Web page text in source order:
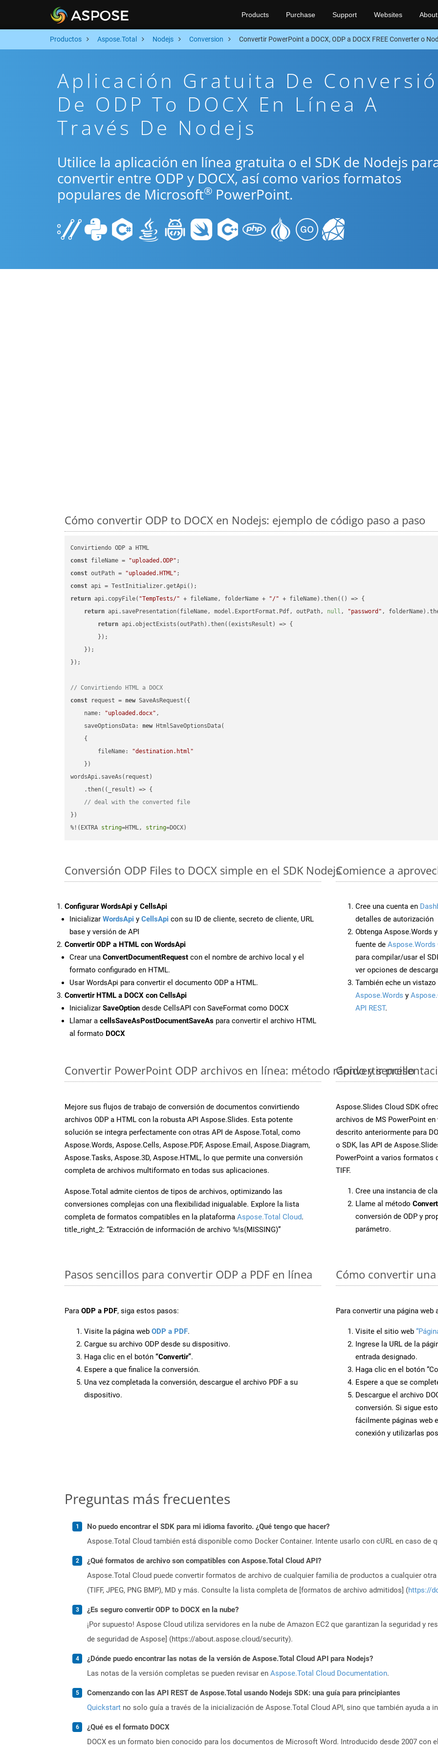
Products Purchase Support Websites About
Productos Aspose.Total Nodejs Conversion Convertir PowerPoint a DOCX, ODP a DOCX FREE Converter o
Aplicación Gratuita De
De ODP To DOCX En Línea A
Través De Nodejs
Utilice la aplicación en línea gratuita o el SDK de Nodejs
convertir entre ODP y DOCX, así como varios formatos
populares de Microsoft® PowerPoint.
Cómo convertir ODP to DOCX en Nodejs: ejemplo de código paso a paso
const fileName = "uploaded.ODP"
const outPath = "uploaded.HTML"
const
return api.copyFile( "TempTests/" + fileName, folderName + "/" + fileName).then( () => {
return api.savePresentation(fileName, model.ExportFormat.Pdf, outPath, null , "password" ,
return api.objectExists(outPath).then( (existsResult ) => {
        });
    });
});
// Convirtiendo HTML a DOCX
const request = new SaveAsRequest({
name: "uploaded.docx" ,
saveOptionsData: new HtmlSaveOptionsData(
    {
fileName:
"destination.html"
    })
wordsApi.saveAs(request)
    .then(
( _result ) => {
// deal with the converted file
})
%!(EXTRA string=HTML, string=DOCX)
Conversión ODP Files to DOCX simple en el SDK Nodejs
Configurar WordsApi y CellsApi
Inicializar WordsApi y CellsApi con su ID de cliente, secreto de cliente, URL
base y versión de API
Convertir ODP a HTML con WordsApi
Crear una ConvertDocumentRequest con el nombre de archivo local y el
formato configurado en HTML.
Usar WordsApi para convertir el documento ODP a HTML.
Convertir HTML a DOCX con CellsApi
Inicializar SaveOption desde CellsAPI con SaveFormat como DOCX
Llamar a cellsSaveAsPostDocumentSaveAs para convertir el archivo HTML
al formato DOCX
Comience a
Cree una cuenta en
detalles de autorización
Obtenga Aspose.Words
fuente de Aspose.Words
para compilar/usar el
ver opciones de
También eche un
Aspose.Words y
API REST.
Convertir PowerPoint ODP archivos en línea: método rápido y sencillo
Mejore sus flujos de trabajo de conversión de documentos convirtiendo
archivos ODP a HTML con la robusta API Aspose.Slides. Esta potente
solución se integra perfectamente con otras API de Aspose.Total, como
Aspose.Words, Aspose.Cells, Aspose.PDF, Aspose.Email, Aspose.Diagram,
Aspose.Tasks, Aspose.3D, Aspose.HTML, lo que permite una conversión
completa de archivos multiformato en todas sus aplicaciones.
Aspose.Total admite cientos de tipos de archivos, optimizando las
conversiones complejas con una flexibilidad inigualable. Explore la lista
completa de formatos compatibles en la plataforma Aspose.Total Cloud.
title_right_2: “Extracción de información de archivo %!s(MISSING)”
Convertir
Aspose.Slides Cloud SDK
archivos de MS PowerPoint
descrito anteriormente para
o SDK, las API de
PowerPoint a varios formatos
TIFF.
Cree una instancia de
Llame al método Convert
conversión de ODP y
parámetro.
Pasos sencillos para convertir ODP a PDF en línea
Para ODP a PDF, siga estos pasos:
Visite la página web ODP a PDF.
Cargue su archivo ODP desde su dispositivo.
Haga clic en el botón “Convertir”.
Espere a que finalice la conversión.
Una vez completada la conversión, descargue el archivo PDF a su
dispositivo.
Cómo convertir
Para convertir una página
Visite el sitio web
Ingrese la URL de la
entrada designado.
Haga clic en el botón
Espere a que se
Descargue el archivo
conversión. Si sigue
fácilmente páginas web
conexión y utilizarlas
Preguntas más frecuentes
No puedo encontrar el SDK para mi idioma favorito. ¿Qué tengo que hacer?
Aspose.Total Cloud también está disponible como Docker Container. Intente usarlo con cURL en caso de
¿Qué formatos de archivo son compatibles con Aspose.Total Cloud API?
Aspose.Total Cloud puede convertir formatos de archivo de cualquier familia de productos a cualquier otra
(TIFF, JPEG, PNG BMP), MD y más. Consulte la lista completa de [formatos de archivo admitidos] (https://
¿Es seguro convertir ODP to DOCX en la nube?
¡Por supuesto! Aspose Cloud utiliza servidores en la nube de Amazon EC2 que garantizan la seguridad y
de seguridad de Aspose] (https://about.aspose.cloud/security).
¿Dónde puedo encontrar las notas de la versión de Aspose.Total Cloud API para Nodejs?
Las notas de la versión completas se pueden revisar en Aspose.Total Cloud Documentation.
Comenzando con las API REST de Aspose.Total usando Nodejs SDK: una guía para principiantes
Quickstart no solo guía a través de la inicialización de Aspose.Total Cloud API, sino que también ayuda a
¿Qué es el formato DOCX
DOCX es un formato bien conocido para los documentos de Microsoft Word. Introducido desde 2007 con